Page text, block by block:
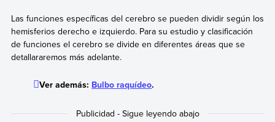
Las funciones específicas del cerebro se pueden dividir según los
hemisferios derecho e izquierdo. Para su estudio y clasificación
de funciones el cerebro se divide en diferentes áreas que se
detallararemos más adelante.
Ver además: Bulbo raquídeo.